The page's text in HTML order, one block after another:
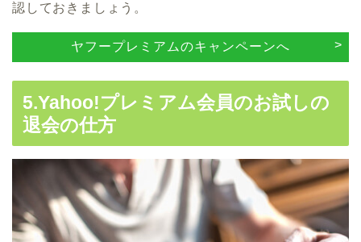
認しておきましょう。
ヤフープレミアムのキャンペーンへ
5.Yahoo!プレミアム会員のお試しの
退会の仕方